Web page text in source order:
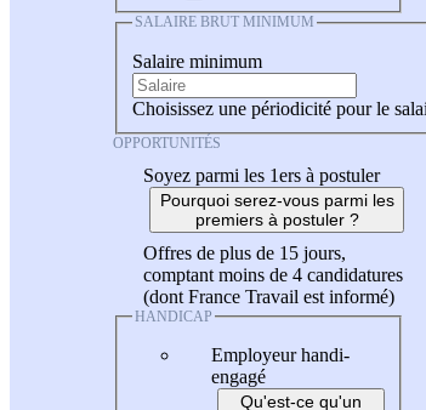
SALAIRE BRUT MINIMUM
Salaire minimum
Choisissez une périodicité pour le
OPPORTUNITÉS
Soyez parmi les 1ers à postuler
Pourquoi serez-vous parmi les
premiers à postuler ?
Offres de plus de 15 jours,
comptant moins de 4 candidatures
(dont France Travail est informé)
HANDICAP
Employeur handi-
engagé
Qu'est-ce qu'un